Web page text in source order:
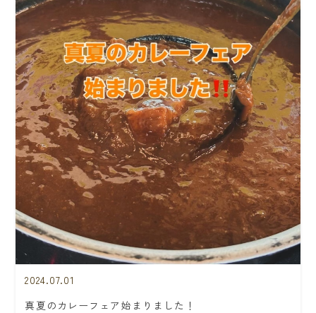
2024.07.01
真夏のカレーフェア始まりました！